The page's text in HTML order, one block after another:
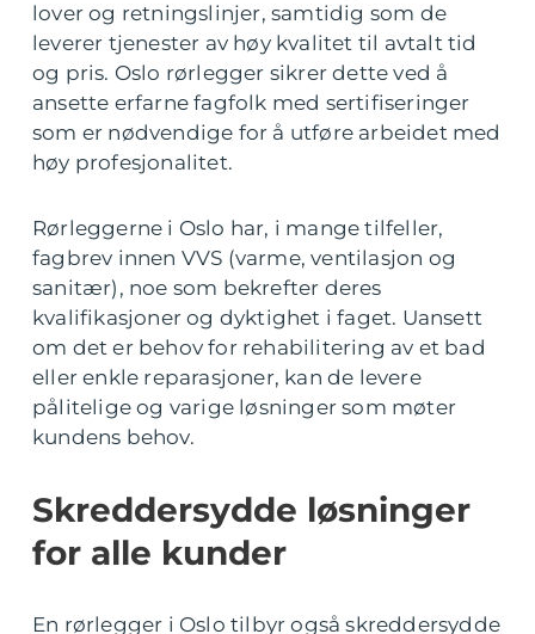
lover og retningslinjer, samtidig som de
leverer tjenester av høy kvalitet til avtalt tid
og pris. Oslo rørlegger sikrer dette ved å
ansette erfarne fagfolk med sertifiseringer
som er nødvendige for å utføre arbeidet med
høy profesjonalitet.
Rørleggerne i Oslo har, i mange tilfeller,
fagbrev innen VVS (varme, ventilasjon og
sanitær), noe som bekrefter deres
kvalifikasjoner og dyktighet i faget. Uansett
om det er behov for rehabilitering av et bad
eller enkle reparasjoner, kan de levere
pålitelige og varige løsninger som møter
kundens behov.
Skreddersydde løsninger
for alle kunder
En rørlegger i Oslo tilbyr også skreddersydde